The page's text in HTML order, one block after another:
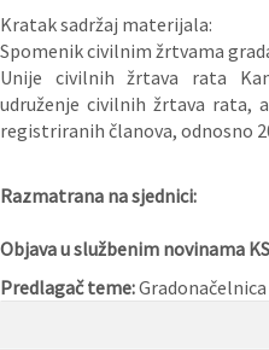
Kratak sadržaj materijala:
Spomenik civilnim žrtvama
Unije civilnih žrtava rata
udruženje civilnih žrtava rata,
registriranih članova, odnosno
Razmatrana na sjednici:
Objava u službenim novinama
Predlagač teme:Gradonačelnica